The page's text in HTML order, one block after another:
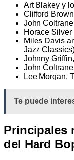
Art Blakey y
Clifford
John
Horace Silver
Miles Davis
Jazz
Johnny
John
Lee Morgan,
Te puede
Principales
del Hard